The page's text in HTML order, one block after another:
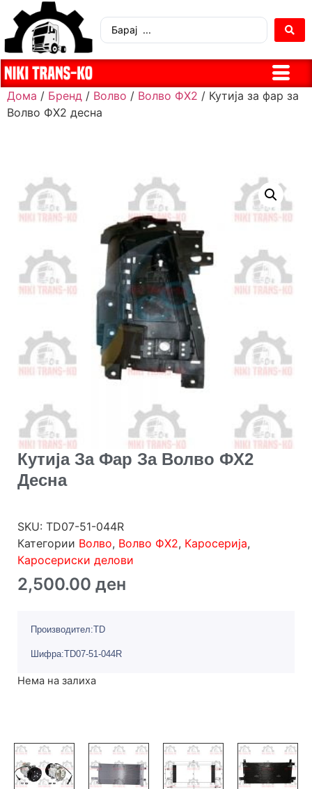
Дома / Бренд / Волво / Волво ФХ2 / Кутија за фар за
Волво ФХ2 десна
Кутија За Фар За Волво ФХ2
Десна
SKU: TD07-51-044R
Категории Волво, Волво ФХ2, Каросерија,
Каросериски делови
2,500.00 ден
Производител:TD
Шифра:TD07-51-044R
Нема на залиха